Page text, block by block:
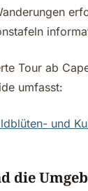
Tour ab
umfasst:
und
die